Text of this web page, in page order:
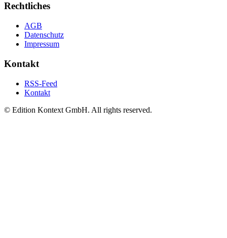
Rechtliches
AGB
Datenschutz
Impressum
Kontakt
RSS-Feed
Kontakt
© Edition Kontext GmbH. All rights reserved.